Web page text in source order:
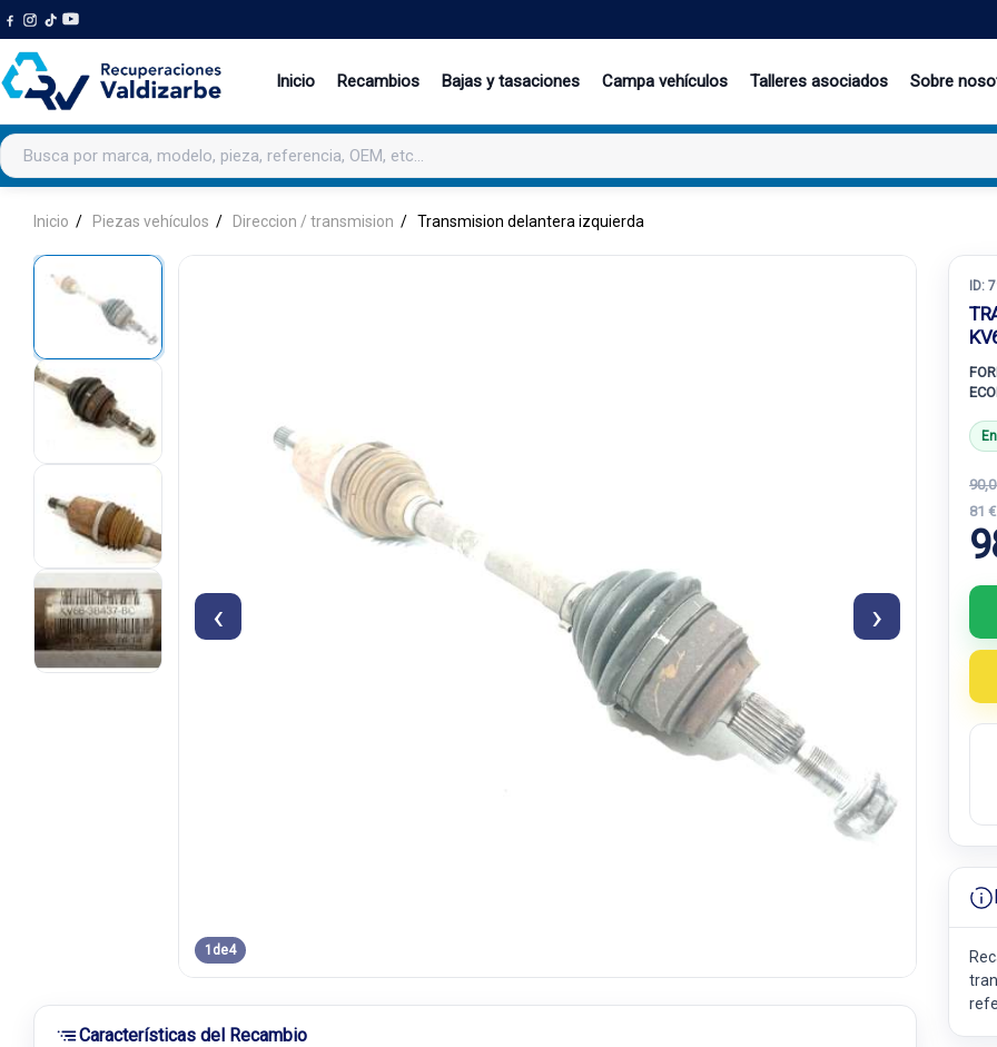
Inicio Recambios Bajas y tasaciones Campa vehículos Talleres asociados Sobre
Buscar productos
Inicio Piezas vehículos Direccion / transmision Transmision delantera izquierda
‹ ›
1 de4
Características del Recambio
ID:
81